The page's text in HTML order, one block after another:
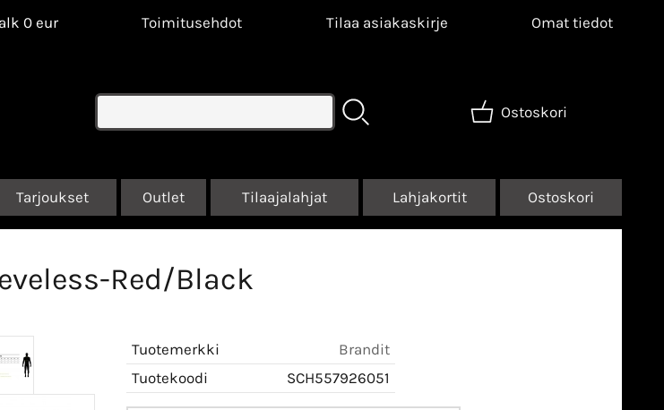
0 eur Toimitusehdot Tilaa asiakaskirje Omat tiedot
Ostoskori
Tarjoukset Outlet Tilaajalahjat Lahjakortit Ostoskori
Red/Black
Tuotemerkki
Brandit
Tuotekoodi
SCH557926051